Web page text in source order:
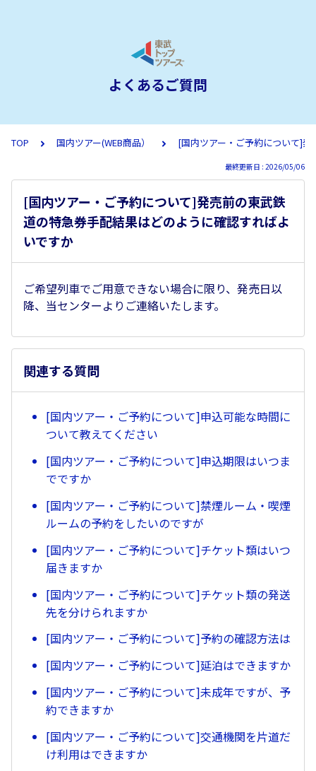
よくあるご質問
TOP 国内ツアー(WEB商品） [国内ツアー・ご予約について]
最終更新日 : 2026/05/06
[国内ツアー・ご予約について]発売前の東武鉄
道の特急券手配結果はどのように確認すればよ
いですか
ご希望列車でご用意できない場合に限り、発売日以
降、当センターよりご連絡いたします。
関連する質問
[国内ツアー・ご予約について]申込可能な時間に
ついて教えてください
[国内ツアー・ご予約について]申込期限はいつま
でですか
[国内ツアー・ご予約について]禁煙ルーム・喫煙
ルームの予約をしたいのですが
[国内ツアー・ご予約について]チケット類はいつ
届きますか
[国内ツアー・ご予約について]チケット類の発送
先を分けられますか
[国内ツアー・ご予約について]予約の確認方法は
[国内ツアー・ご予約について]延泊はできますか
[国内ツアー・ご予約について]未成年ですが、予
約できますか
[国内ツアー・ご予約について]交通機関を片道だ
け利用はできますか